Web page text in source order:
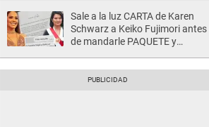
Sale a la luz CARTA de Karen
Schwarz a Keiko Fujimori antes
de mandarle PAQUETE y